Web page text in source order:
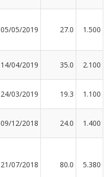
05/05/2019 27.0 1.500
14/04/2019 35.0 2.100
24/03/2019 19.3 1.100
09/12/2018 24.0 1.400
21/07/2018 80.0 5.380